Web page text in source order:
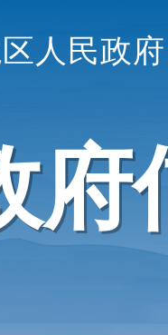
人民政府
府